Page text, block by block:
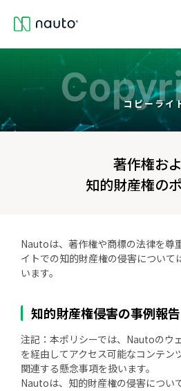
コピーライ
著作権お
知的財産権の
Nautoは、著作権や商標の法律を尊
イトでの知的財産権の侵害について
います。
知的財産権侵害の事例報告
注記：本ポリシーでは、Nautoのウ
を経由してアクセス可能なコンテン
関連する懸念事項を扱います。
Nautoは、知的財産権の侵害につい